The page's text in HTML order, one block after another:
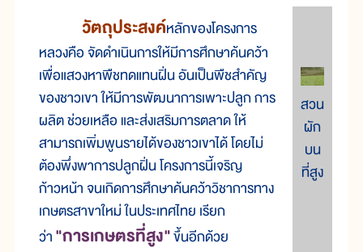
วัตถุประสงค์หลักของโครงการ
หลวงคือ จัดดำเนินการให้มีการศึกษาค้นคว้า
เพื่อแสวงหาพืชทดแทนฝิ่น อันเป็นพืชสำคัญ
ของชาวเขา ให้มีการพัฒนาการเพาะปลูก การ
ผลิต ช่วยเหลือ และส่งเสริมการตลาด ให้
สามารถเพิ่มพูนรายได้ของชาวเขาได้ โดยไม่
ต้องพึ่งพาการปลูกฝิ่น โครงการนี้เจริญ
ก้าวหน้า จนเกิดการศึกษาค้นคว้าวิชาการทาง
เกษตรสาขาใหม่ ในประเทศไทย เรียก
ว่า"การเกษตรที่สูง"ขึ้นอีกด้วย
สวน
ผัก
บน
ที่สูง